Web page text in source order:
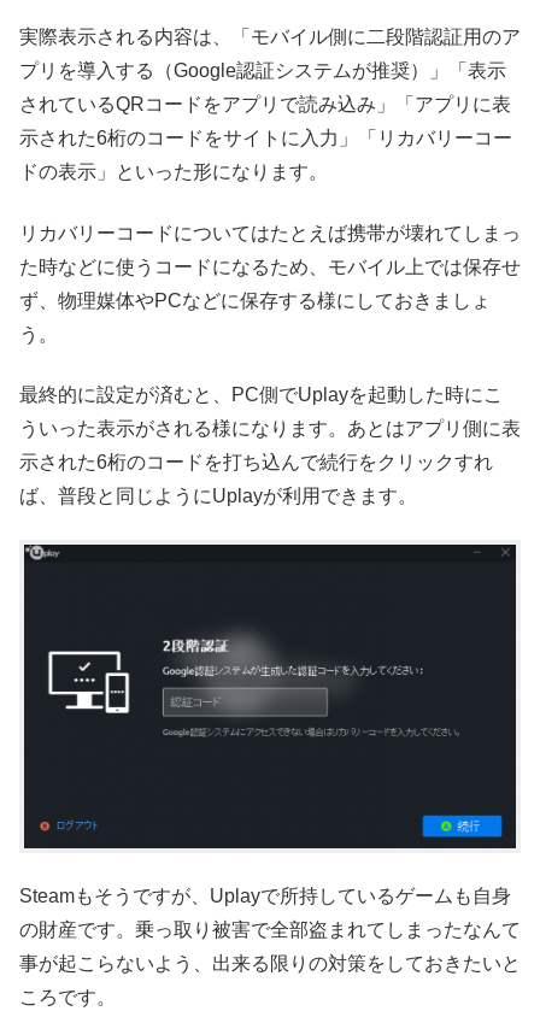
実際表示される内容は、「モバイル側に二段階認証用のア
プリを導入する（Google認証システムが推奨）」「表示
されているQRコードをアプリで読み込み」「アプリに表
示された6桁のコードをサイトに入力」「リカバリーコー
ドの表示」といった形になります。
リカバリーコードについてはたとえば携帯が壊れてしまっ
た時などに使うコードになるため、モバイル上では保存せ
ず、物理媒体やPCなどに保存する様にしておきましょ
う。
最終的に設定が済むと、PC側でUplayを起動した時にこ
ういった表示がされる様になります。あとはアプリ側に表
示された6桁のコードを打ち込んで続行をクリックすれ
ば、普段と同じようにUplayが利用できます。
Steamもそうですが、Uplayで所持しているゲームも自身
の財産です。乗っ取り被害で全部盗まれてしまったなんて
事が起こらないよう、出来る限りの対策をしておきたいと
ころです。